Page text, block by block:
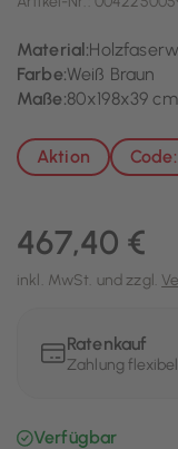
Material:
Farbe:Weiß Braun
Maße:80x198x39
Aktion
467,40 €
inkl. MwSt. und zzgl.
Ratenkauf
Zahlung
Verfügbar